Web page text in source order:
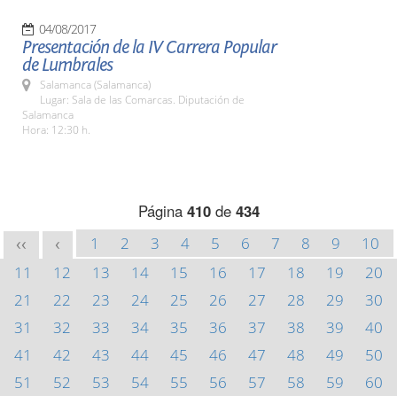
04/08/2017
Presentación de la IV Carrera Popular
de Lumbrales
Salamanca (Salamanca)
Lugar: Sala de las Comarcas. Diputación de
Salamanca
Hora: 12:30 h.
Página 410de 434
<< < 1 2 3 4 5 6 7 8 9
10
11
12 13 14 15 16 17 18 19
20
21
22 23 24 25 26 27 28 29
30
31
32 33 34 35 36 37 38 39
40
41
42 43 44 45 46 47 48 49
50
51
52 53 54 55 56 57 58 59
60